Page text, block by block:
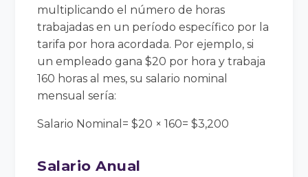
multiplicando el número de horas
trabajadas en un período específico por la
tarifa por hora acordada. Por ejemplo, si
un empleado gana $20 por hora y trabaja
160 horas al mes, su salario nominal
mensual sería:
Salario Nominal= $20 × 160= $3,200
Salario Anual